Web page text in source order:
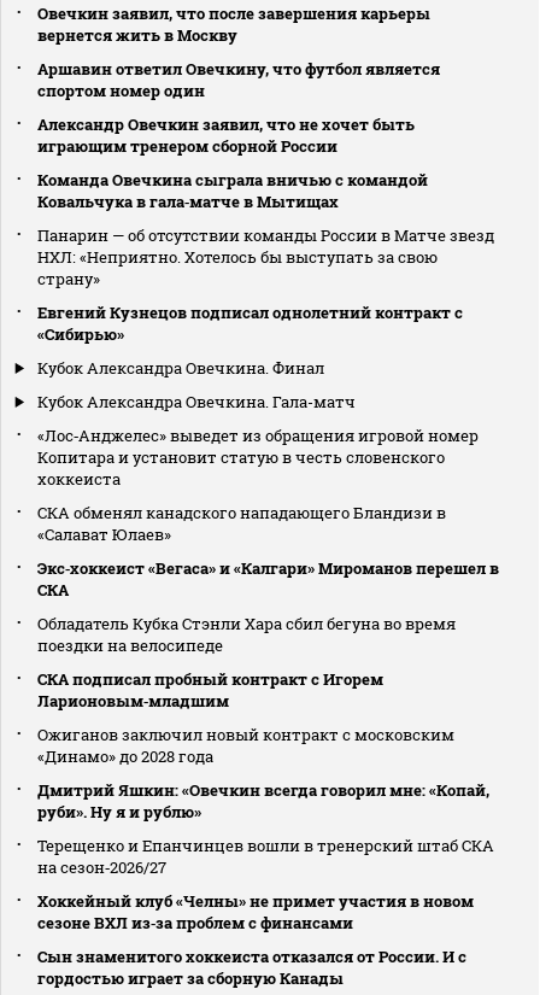
Овечкин заявил, что после завершения карьеры
вернется жить в Москву
Аршавин ответил Овечкину, что футбол является
спортом номер один
Александр Овечкин заявил, что не хочет быть
играющим тренером сборной России
Команда Овечкина сыграла вничью с командой
Ковальчука в гала‑матче в Мытищах
Панарин — об отсутствии команды России в Матче звезд
НХЛ: «Неприятно. Хотелось бы выступать за свою
страну»
Евгений Кузнецов подписал однолетний контракт с
«Сибирью»
Кубок Александра Овечкина. Финал
Кубок Александра Овечкина. Гала-матч
«Лос‑Анджелес» выведет из обращения игровой номер
Копитара и установит статую в честь словенского
хоккеиста
СКА обменял канадского нападающего Бландизи в
«Салават Юлаев»
Экс‑хоккеист «Вегаса» и «Калгари» Мироманов перешел в
СКА
Обладатель Кубка Стэнли Хара сбил бегуна во время
поездки на велосипеде
СКА подписал пробный контракт с Игорем
Ларионовым‑младшим
Ожиганов заключил новый контракт с московским
«Динамо» до 2028 года
Дмитрий Яшкин: «Овечкин всегда говорил мне: «Копай,
руби». Ну я и рублю»
Терещенко и Епанчинцев вошли в тренерский штаб СКА
на сезон‑2026/27
Хоккейный клуб «Челны» не примет участия в новом
сезоне ВХЛ из‑за проблем с финансами
Сын знаменитого хоккеиста отказался от России. И с
гордостью играет за сборную Канады